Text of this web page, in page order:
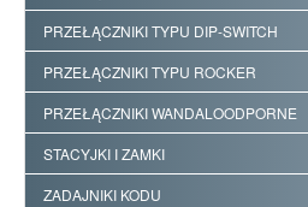
PRZEŁĄCZNIKI TYPU DIP-SWITCH
PRZEŁĄCZNIKI TYPU ROCKER
PRZEŁĄCZNIKI WANDALOODPORNE
STACYJKI I ZAMKI
ZADAJNIKI KODU